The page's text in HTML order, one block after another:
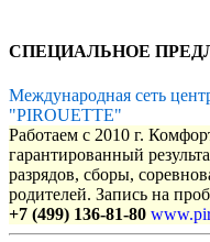
СПЕЦИАЛЬНОЕ
Международная сеть
"PIROUETTE"
Работаем с 2010 г.
гарантированный
разрядов, сборы,
родителей. Запись на
+7 (499) 136-81-80